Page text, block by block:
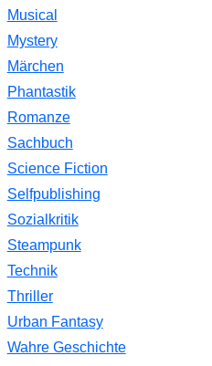
Musical
Mystery
Märchen
Phantastik
Romanze
Sachbuch
Science Fiction
Selfpublishing
Sozialkritik
Steampunk
Technik
Thriller
Urban Fantasy
Wahre Geschichte